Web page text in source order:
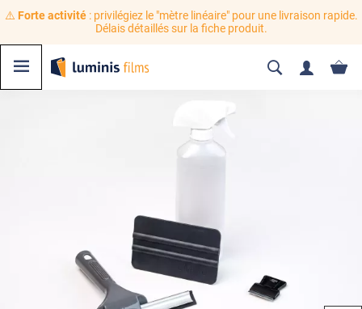
⚠️ Forte activité: privilégiez le "mètre linéaire" pour une livraison rapide.
Délais détaillés sur la fiche produit.